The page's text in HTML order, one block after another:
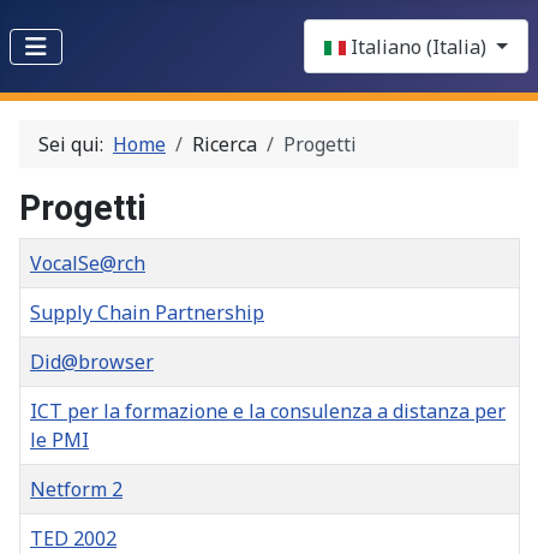
Italiano (Italia)
Sei qui: Home Ricerca Progetti
Progetti
Titolo
VocalSe@rch
Supply Chain Partnership
Did@browser
ICT per la formazione e la consulenza a distanza per
le PMI
Netform 2
TED 2002